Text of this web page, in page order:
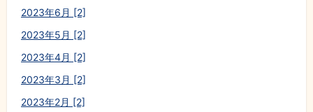
2023年6月 [2]
2023年5月 [2]
2023年4月 [2]
2023年3月 [2]
2023年2月 [2]